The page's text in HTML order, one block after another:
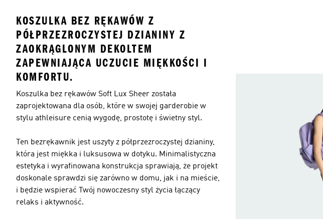
KOSZULKA BEZ RĘKAWÓW Z
PÓŁPRZEZROCZYSTEJ DZIANINY Z
ZAOKRĄGLONYM DEKOLTEM
ZAPEWNIAJĄCA UCZUCIE MIĘKKOŚCI I
KOMFORTU.
Koszulka bez rękawów Soft Lux Sheer została
zaprojektowana dla osób, które w swojej garderobie w
stylu athleisure cenią wygodę, prostotę i świetny styl.
Ten bezrękawnik jest uszyty z półprzezroczystej dzianiny,
która jest miękka i luksusowa w dotyku. Minimalistyczna
estetyka i wyrafinowana konstrukcja sprawiają, że projekt
doskonale sprawdzi się zarówno w domu, jak i na mieście,
i będzie wspierać Twój nowoczesny styl życia łączący
relaks i aktywność.